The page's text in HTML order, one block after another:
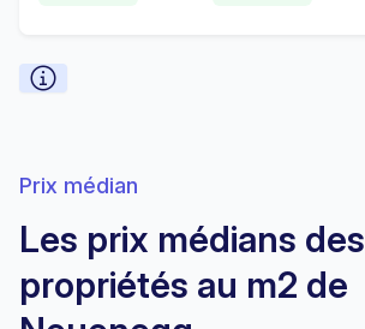
Prix médian
Les prix médians des
propriétés au m2 de